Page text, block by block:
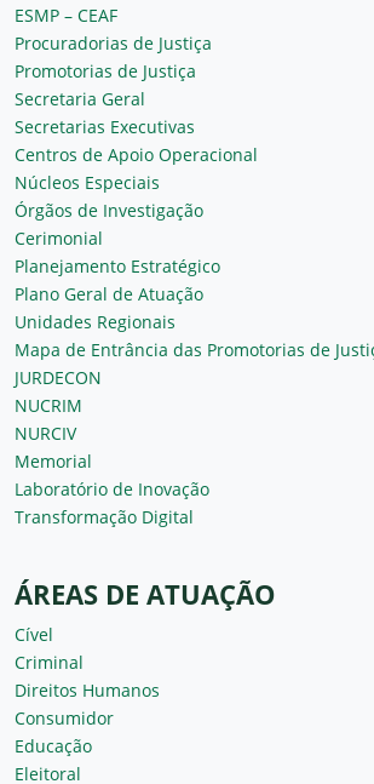
ESMP – CEAF
Procuradorias de Justiça
Promotorias de Justiça
Secretaria Geral
Secretarias Executivas
Centros de Apoio Operacional
Núcleos Especiais
Órgãos de Investigação
Cerimonial
Planejamento Estratégico
Plano Geral de Atuação
Unidades Regionais
Mapa de Entrância das Promotorias de
JURDECON
NUCRIM
NURCIV
Memorial
Laboratório de Inovação
Transformação Digital
ÁREAS DE ATUAÇÃO
Cível
Criminal
Direitos Humanos
Consumidor
Educação
Eleitoral